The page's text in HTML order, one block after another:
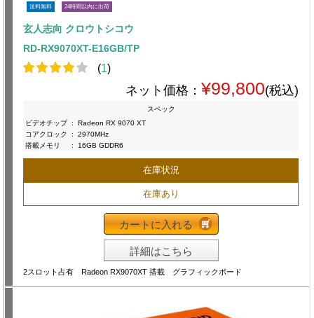
送料無料 24時間以内に出荷
玄人志向 クロウトシコウ
RD-RX9070XT-E16GB/TP
(1)
ネット価格： ¥99,800(税込)
スペック
ビデオチップ :
Radeon RX 9070 XT
コアクロック
:
2970MHz
搭載メモリ
: 16GB GDDR6
在庫状況
在庫あり
カートに入れる
詳細はこちら
2スロット占有 Radeon RX9070XT 搭載 グラフィックボード